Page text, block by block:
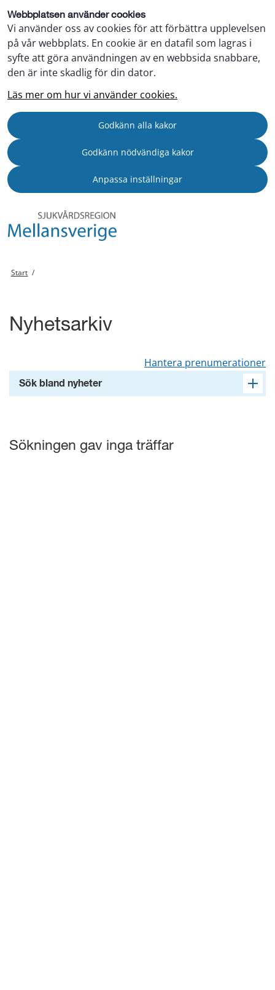
Webbplatsen använder cookies
Vi använder oss av cookies för att förbättra upplevelsen
på vår webbplats. En cookie är en datafil som lagras i
syfte att göra användningen av en webbsida snabbare,
den är inte skadlig för din dator.
Läs mer om hur vi använder cookies.
Godkänn alla kakor
Godkänn nödvändiga kakor
Anpassa inställningar
Start /
Nyhetsarkiv
Hantera prenumerationer
Sök bland nyheter
Sökningen gav inga träffar